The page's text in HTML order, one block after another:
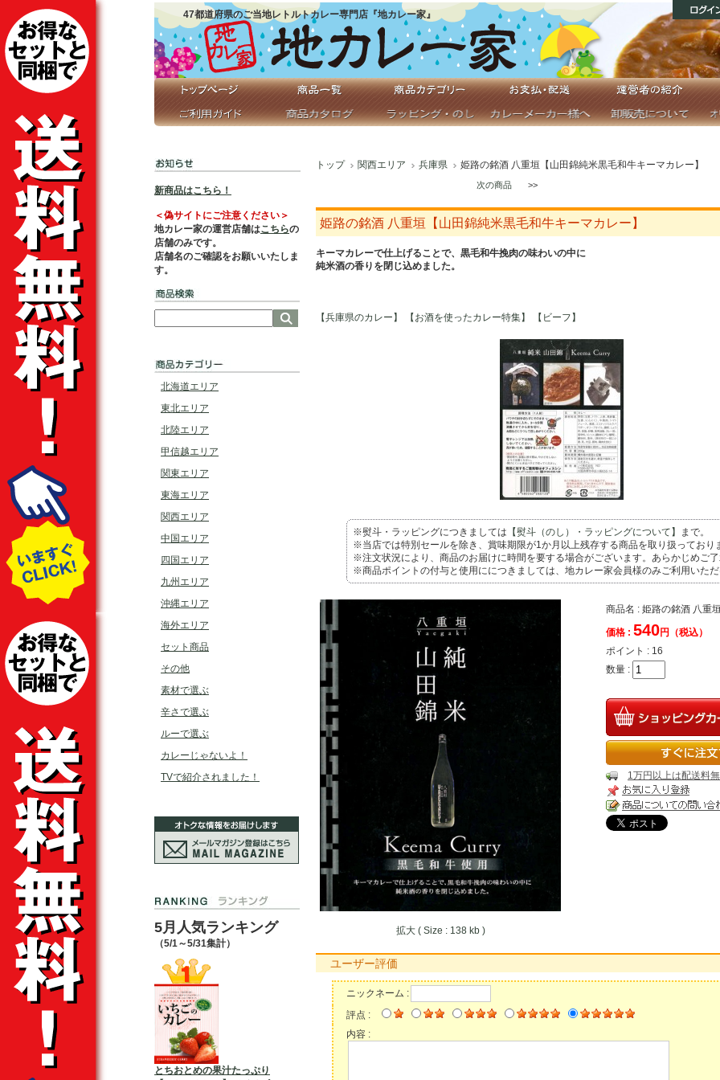
47都道府県のご当地レトルトカレー専門店『地カレー家』
新商品はこちら！
＜偽サイトにご注意ください＞
地カレー家の運営店舗はこちらの
店舗のみです。
店舗名のご確認をお願いいたしま
す。
北海道エリア
東北エリア
北陸エリア
甲信越エリア
関東エリア
東海エリア
関西エリア
中国エリア
四国エリア
九州エリア
沖縄エリア
海外エリア
セット商品
その他
素材で選ぶ
辛さで選ぶ
ルーで選ぶ
カレーじゃないよ！
TVで紹介されました！
5月人気ランキング
（5/1～5/31集計）
とちおとめの果汁たっぷり
トップ 関西エリア 兵庫県 姫路の銘酒 八重垣【山田錦純米黒毛和牛キーマカレー】
次の商品 >>
姫路の銘酒 八重垣【山田錦純米黒毛和牛キーマカレー】
キーマカレーで仕上げることで、黒毛和牛挽肉の味わいの中に
純米酒の香りを閉じ込めました。
【兵庫県のカレー】 【お酒を使ったカレー特集】 【ビーフ】
※熨斗・ラッピングにつきましては 【熨斗（のし）・ラッピングについて】
まで。
※当店では特別セールを除き、賞味期限が1か月以上残存する商品を取り扱っており
※注文状況により、商品のお届けに時間を要する場合がございます。あらかじめご
※商品ポイントの付与と使用ににつきましては、地カレー家会員様のみご利用いた
拡大 ( Size : 138 kb )
商品名 : 姫路の銘酒 八重
価格 : 540円（税込）
ポイント : 16
数量 :
1万円以上は配送料
ユーザー評価
ニックネーム :
評点 :
内容 :